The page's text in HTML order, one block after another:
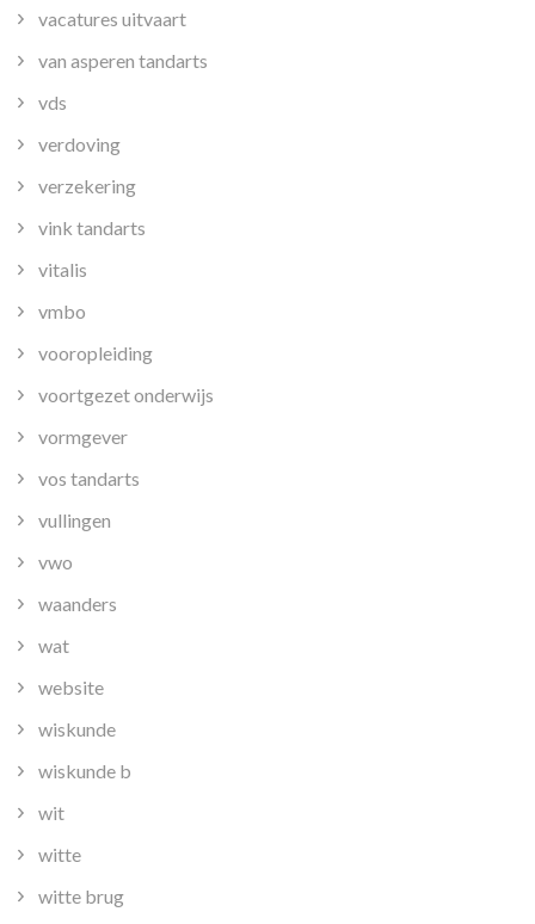
vacatures uitvaart
van asperen tandarts
vds
verdoving
verzekering
vink tandarts
vitalis
vmbo
vooropleiding
voortgezet onderwijs
vormgever
vos tandarts
vullingen
vwo
waanders
wat
website
wiskunde
wiskunde b
wit
witte
witte brug